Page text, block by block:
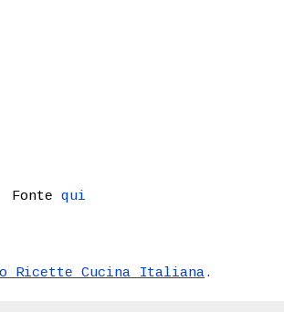
Fonte qui
Ricette Cucina Italiana.